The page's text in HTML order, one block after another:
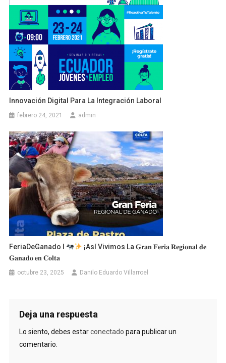
Innovación Digital Para La Integración Laboral
febrero 24, 2021 admin
FeriaDeGanado I
¡Así Vivimos La 𝐆𝐫𝐚𝐧 𝐅𝐞𝐫𝐢𝐚 𝐑𝐞𝐠𝐢𝐨𝐧𝐚𝐥 𝐝𝐞
𝐆𝐚𝐧𝐚𝐝𝐨 𝐞𝐧 𝐂𝐨𝐥𝐭𝐚
octubre 23, 2025 Danilo Eduardo Villarroel
Deja una respuesta
Lo siento, debes estarconectado para publicar un
comentario.